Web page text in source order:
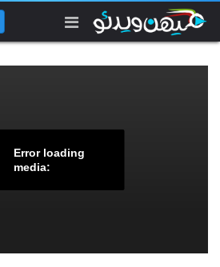
Error loading
media: